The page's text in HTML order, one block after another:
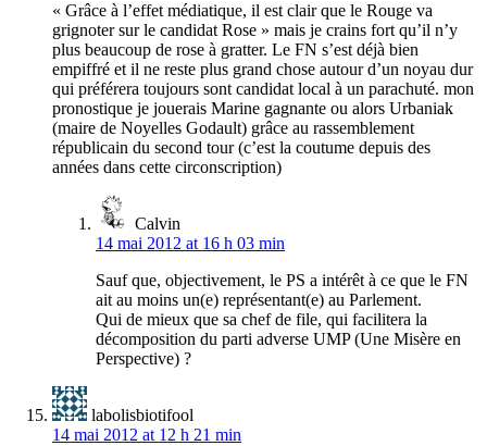
« Grâce à l’effet médiatique, il est clair que le Rouge va
grignoter sur le candidat Rose » mais je crains fort qu’il n’y
plus beaucoup de rose à gratter. Le FN s’est déjà bien
empiffré et il ne reste plus grand chose autour d’un noyau dur
qui préférera toujours sont candidat local à un parachuté. mon
pronostique je jouerais Marine gagnante ou alors Urbaniak
(maire de Noyelles Godault) grâce au rassemblement
républicain du second tour (c’est la coutume depuis des
années dans cette circonscription)
Calvin
14 mai 2012 at 16 h 03 min
Sauf que, objectivement, le PS a intérêt à ce que le FN
ait au moins un(e) représentant(e) au Parlement.
Qui de mieux que sa chef de file, qui facilitera la
décomposition du parti adverse UMP (Une Misère en
Perspective) ?
labolisbiotifool
14 mai 2012 at 12 h 21 min